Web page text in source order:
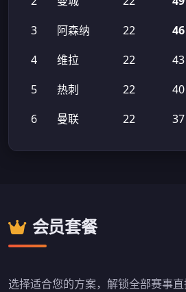
3
阿森纳 22 46
4
维拉 22 43
5
热刺 22 40
6
曼联 22 37
会员套餐
选择适合您的方案，解锁全部赛事